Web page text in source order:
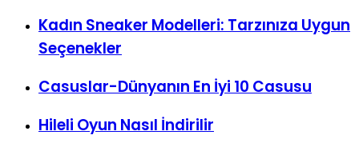
Kadın Sneaker Modelleri: Tarzınıza Uygun
Seçenekler
Casuslar-Dünyanın En İyi 10 Casusu
Hileli Oyun Nasıl İndirilir